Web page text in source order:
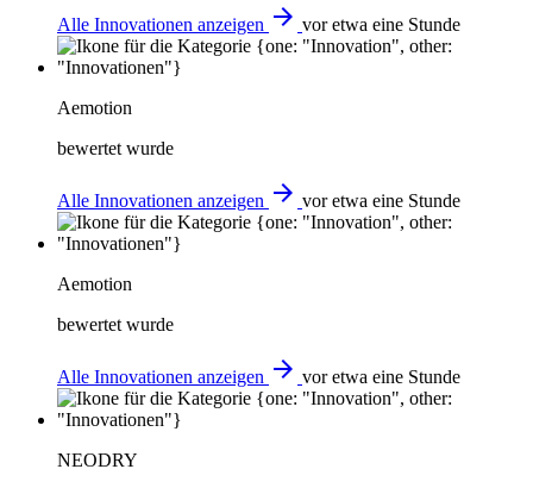
Alle Innovationen anzeigen arrow_forward vor etwa eine Stunde
Aemotion
bewertet wurde
Alle Innovationen anzeigen arrow_forward vor etwa eine Stunde
Aemotion
bewertet wurde
Alle Innovationen anzeigen arrow_forward vor etwa eine Stunde
NEODRY